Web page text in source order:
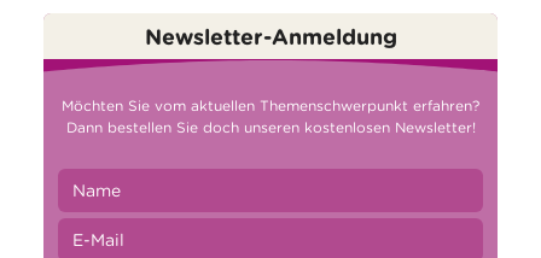
Newsletter-Anmeldung
Möchten Sie vom aktuellen Themenschwerpunkt erfahren?
Dann bestellen Sie doch unseren kostenlosen Newsletter!